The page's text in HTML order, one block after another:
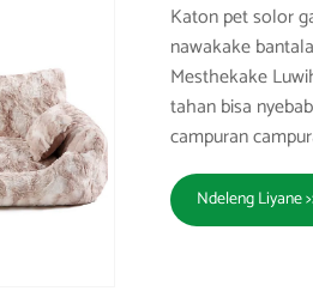
Katon pet solor
nawakake
Mesthekake
tahan bisa
campuran
Ndeleng Liyane